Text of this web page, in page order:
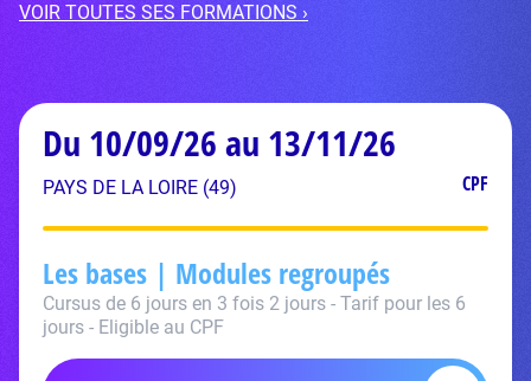
VOIR TOUTES SES FORMATIONS ›
Du 10/09/26 au 13/11/26
PAYS DE LA LOIRE (49) CPF
Les bases | Modules regroupés
Cursus de 6 jours en 3 fois 2 jours - Tarif pour les 6
jours - Eligible au CPF